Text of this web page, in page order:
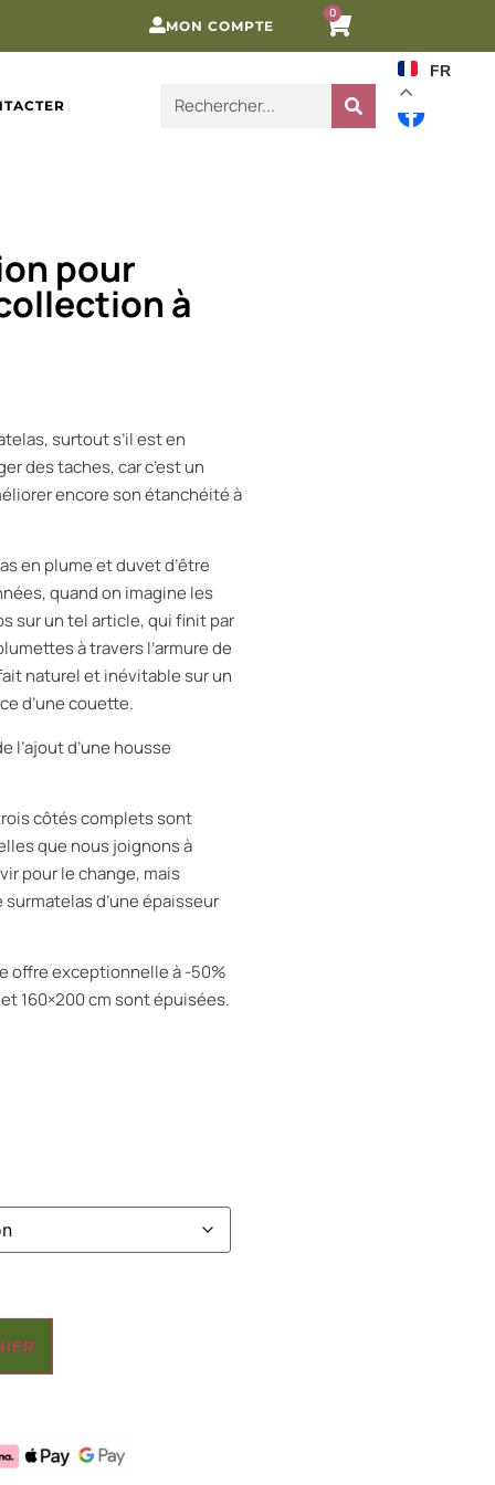
MON COMPTE
0
FR
pour
à
surtout s’il est en
des taches, car c’est un
encore son étanchéité à
en plume et duvet d’être
quand on imagine les
sur un tel article, qui finit par
à travers l’armure de
naturel et inévitable sur un
d’une couette.
l’ajout d’une housse
côtés complets sont
que nous joignons à
pour le change, mais
d’une épaisseur
offre exceptionnelle à -50%
160×200 cm sont épuisées.